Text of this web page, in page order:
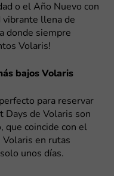
o el Año Nuevo con
vibrante llena de
donde siempre
Volaris!
bajos Volaris
para reservar
Days de Volaris son
que coincide con el
Volaris en rutas
unos días.